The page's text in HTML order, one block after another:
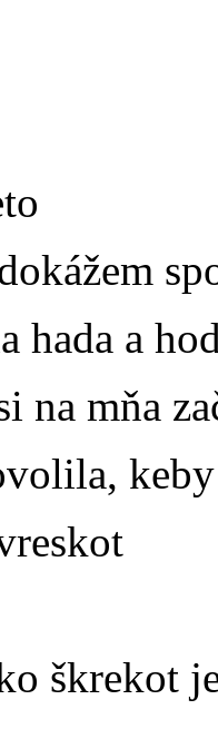
hada a
na mňa
keby
škrekot